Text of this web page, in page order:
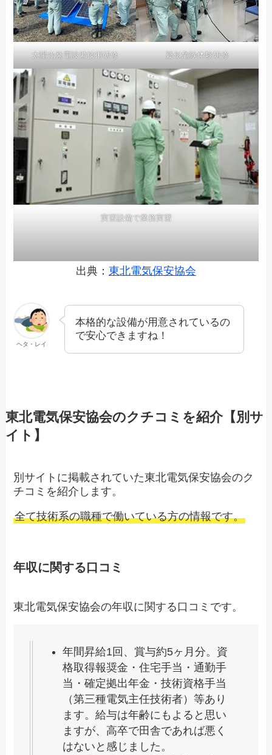
太陽光発電設備技術研修 疑似危険体験研修
実習設備で業務実習
出典： 東北電気保安協会
ヘタ・レイ
本格的な設備が用意されているの
で安心できますね！
東北電気保安協会のクチコミを紹介【別サ
イト】
別サイトに掲載されていた東北電気保安協会のク
チコミを紹介します。
全て技術系の職種で働いている方の情報です。
年収に関する口コミ
東北電気保安協会の年収に関する口コミです。
年間昇給1回、賞与約5ヶ月分。資
格取得報奨金・住宅手当・通勤手
当・確定拠出年金・技術資格手当
（第三種電気主任技術者）等あり
ます。給与は年齢にもよると思い
ますが、高卒で田舎であれば悪く
はないと感じました。